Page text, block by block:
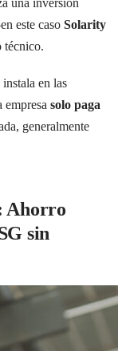
una inversión
este caso Solarity
técnico.
en las
empresa solo paga
generalmente
Ahorro
sin